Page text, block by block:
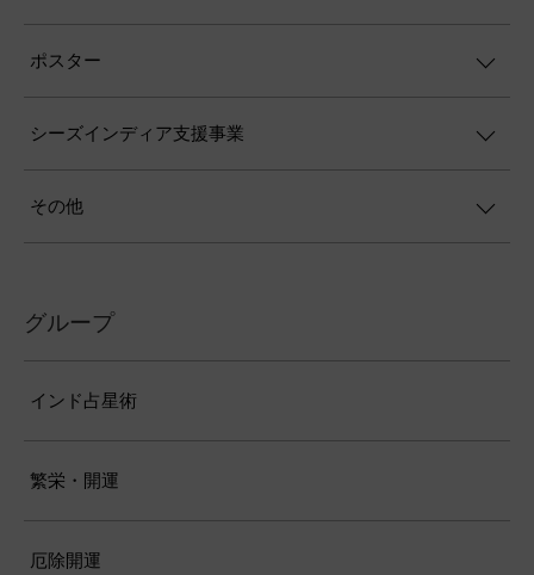
ポスター
シーズインディア支援事業
その他
グループ
インド占星術
繁栄・開運
厄除開運